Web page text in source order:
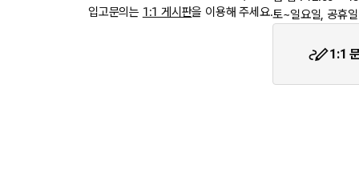
입고문의는 1:1 게시판을 이용해 주세요.토~일요일, 공휴
1:1